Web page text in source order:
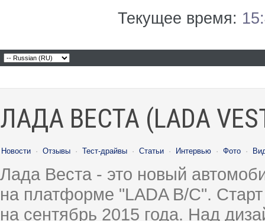
Текущее время:
ЛАДА ВЕСТА (LADA
Новости · Отзывы · Тест-драйвы · Статьи · Интервью · Фото ·
Лада Веста - это новый
на платформе "LADA B/C".
на сентябрь 2015 года. Над